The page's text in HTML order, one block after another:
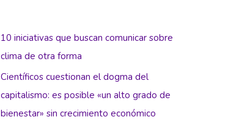
10 iniciativas que buscan comunicar sobre
clima de otra forma
Científicos cuestionan el dogma del
capitalismo: es posible «un alto grado de
bienestar» sin crecimiento económico